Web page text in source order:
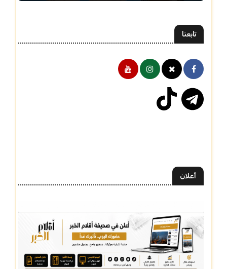
تابعنا
أعلان